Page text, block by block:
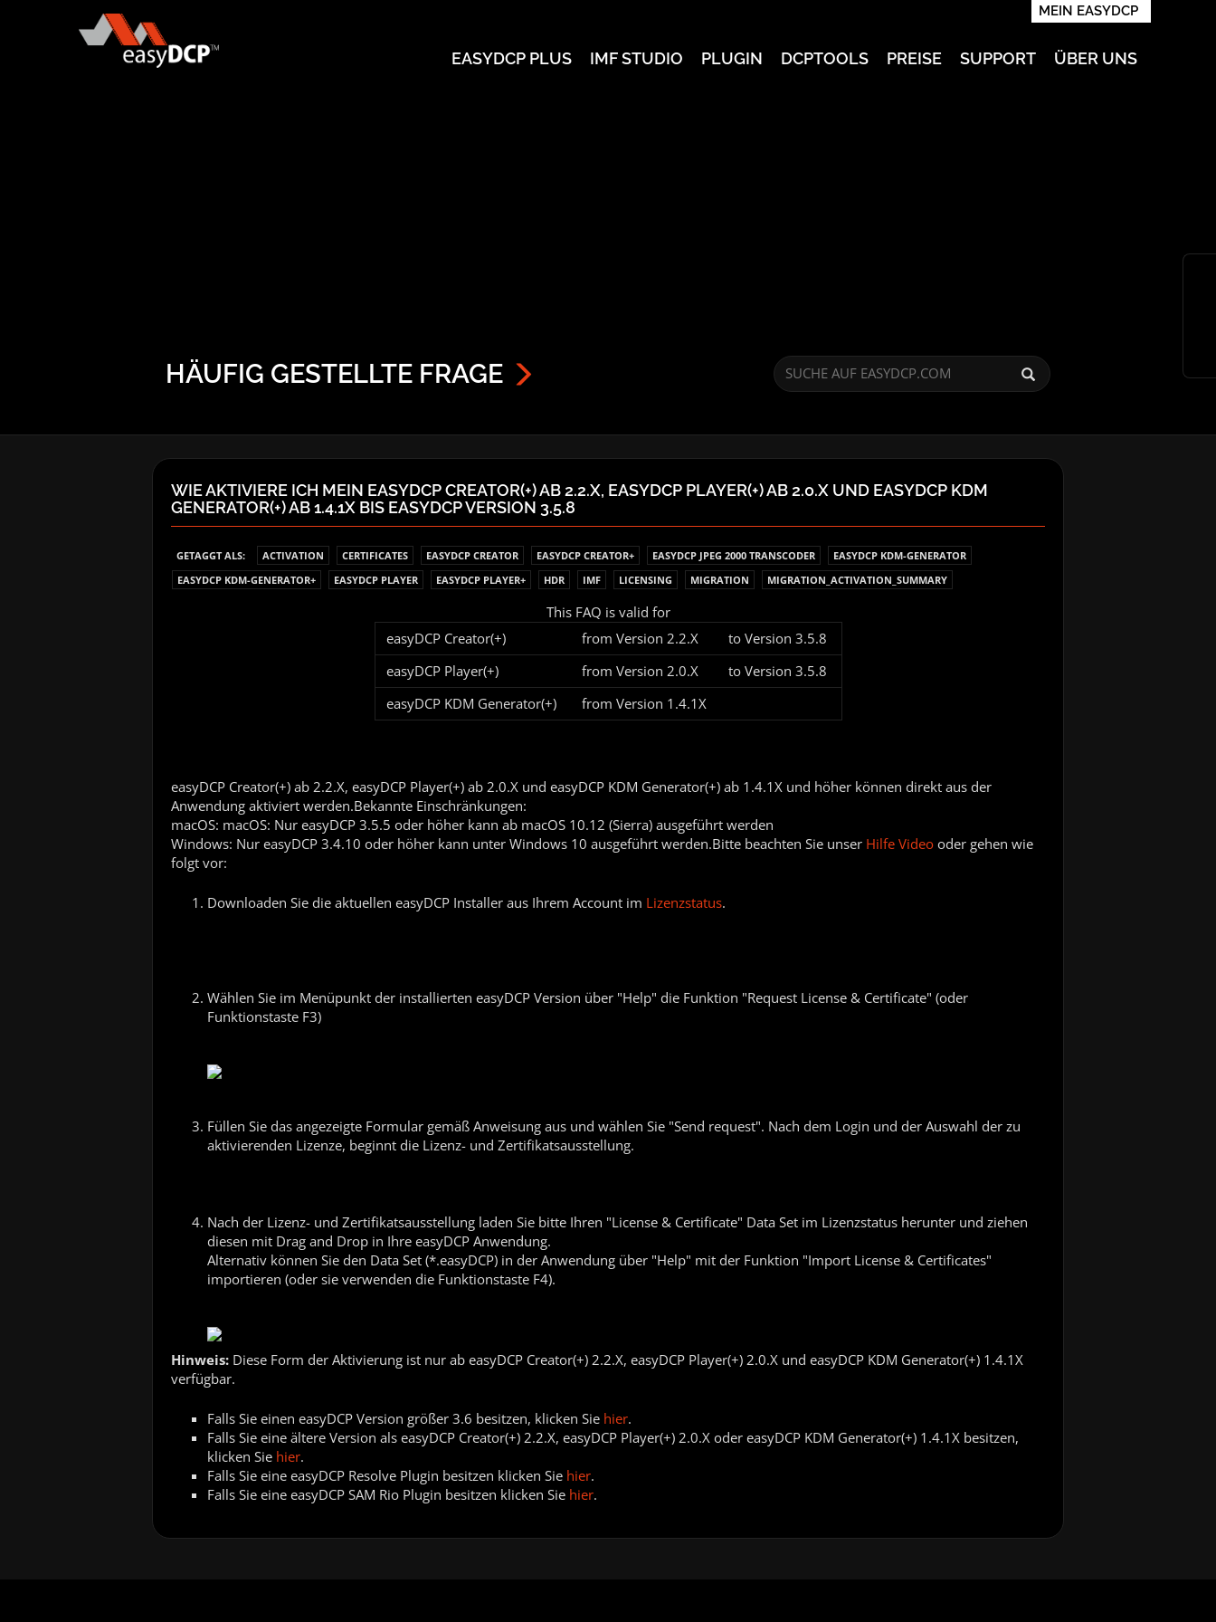
MEIN EASYDCP
EASYDCP PLUS IMF STUDIO PLUGIN DCPTOOLS PREISE SUPPORT ÜBER UNS
HÄUFIG GESTELLTE FRAGE
WIE AKTIVIERE ICH MEIN EASYDCP CREATOR(+) AB 2.2.X, EASYDCP PLAYER(+) AB 2.0.X UND EASYDCP KDM
GENERATOR(+) AB 1.4.1X BIS EASYDCP VERSION 3.5.8
GETAGGT ALS: ACTIVATION CERTIFICATES EASYDCP CREATOR EASYDCP CREATOR+ EASYDCP JPEG 2000 TRANSCODER
EASYDCP KDM-GENERATOR
EASYDCP KDM-GENERATOR+
EASYDCP PLAYER EASYDCP PLAYER+ HDR IMF LICENSING MIGRATION MIGRATION_ACTIVATION_SUMMARY
This FAQ is valid for
easyDCP Creator(+)
from Version 2.2.X
to Version 3.5.8
easyDCP Player(+)
from Version 2.0.X
to Version 3.5.8
easyDCP KDM Generator(+)
from Version 1.4.1X
easyDCP Creator(+) ab 2.2.X, easyDCP Player(+) ab 2.0.X und easyDCP KDM Generator(+) ab 1.4.1X und höher können direkt aus der
Anwendung aktiviert werden.Bekannte Einschränkungen:
macOS: macOS: Nur easyDCP 3.5.5 oder höher kann ab macOS 10.12 (Sierra) ausgeführt werden
Windows: Nur easyDCP 3.4.10 oder höher kann unter Windows 10 ausgeführt werden.Bitte beachten Sie unser Hilfe Video oder gehen wie
folgt vor:
Downloaden Sie die aktuellen easyDCP Installer aus Ihrem Account im Lizenzstatus.
Wählen Sie im Menüpunkt der installierten easyDCP Version über "Help" die Funktion "Request License & Certificate" (oder
Funktionstaste F3)
Füllen Sie das angezeigte Formular gemäß Anweisung aus und wählen Sie "Send request". Nach dem Login und der Auswahl der zu
aktivierenden Lizenze, beginnt die Lizenz- und Zertifikatsausstellung.
Nach der Lizenz- und Zertifikatsausstellung laden Sie bitte Ihren "License & Certificate" Data Set im Lizenzstatus herunter und ziehen
diesen mit Drag and Drop in Ihre easyDCP Anwendung.
Alternativ können Sie den Data Set (*.easyDCP) in der Anwendung über "Help" mit der Funktion "Import License & Certificates"
importieren (oder sie verwenden die Funktionstaste F4).
Hinweis: Diese Form der Aktivierung ist nur ab easyDCP Creator(+) 2.2.X, easyDCP Player(+) 2.0.X und easyDCP KDM Generator(+) 1.4.1X
verfügbar.
Falls Sie einen easyDCP Version größer 3.6 besitzen, klicken Sie hier.
Falls Sie eine ältere Version als easyDCP Creator(+) 2.2.X, easyDCP Player(+) 2.0.X oder easyDCP KDM Generator(+) 1.4.1X besitzen,
klicken Sie hier.
Falls Sie eine easyDCP Resolve Plugin besitzen klicken Sie hier.
Falls Sie eine easyDCP SAM Rio Plugin besitzen klicken Sie hier.